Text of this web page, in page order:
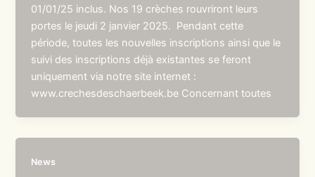
01/01/25 inclus. Nos 19 crèches rouvriront leurs
portes le jeudi 2 janvier 2025. Pendant cette
période, toutes les nouvelles inscriptions ainsi que le
suivi des inscriptions déjà existantes se feront
uniquement via notre site internet :
www.crechesdeschaerbeek.be Concernant toutes
News